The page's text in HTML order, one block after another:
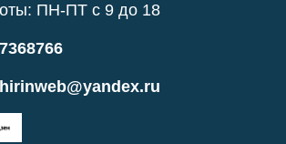
ПН-ПТ с 9 до 18